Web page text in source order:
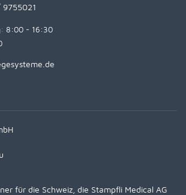
8:00 - 16:30
für die Schweiz, die Stampfli Medical AG